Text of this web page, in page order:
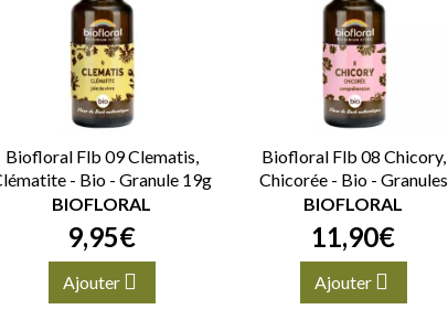
Biofloral Flb 09 Clematis,
- Bio - Granule 19g
BIOFLORAL
9,95€
Ajouter
Biofloral Flb 08 Chicory,
Chicorée - Bio - Granules
BIOFLORAL
11,90€
Ajouter